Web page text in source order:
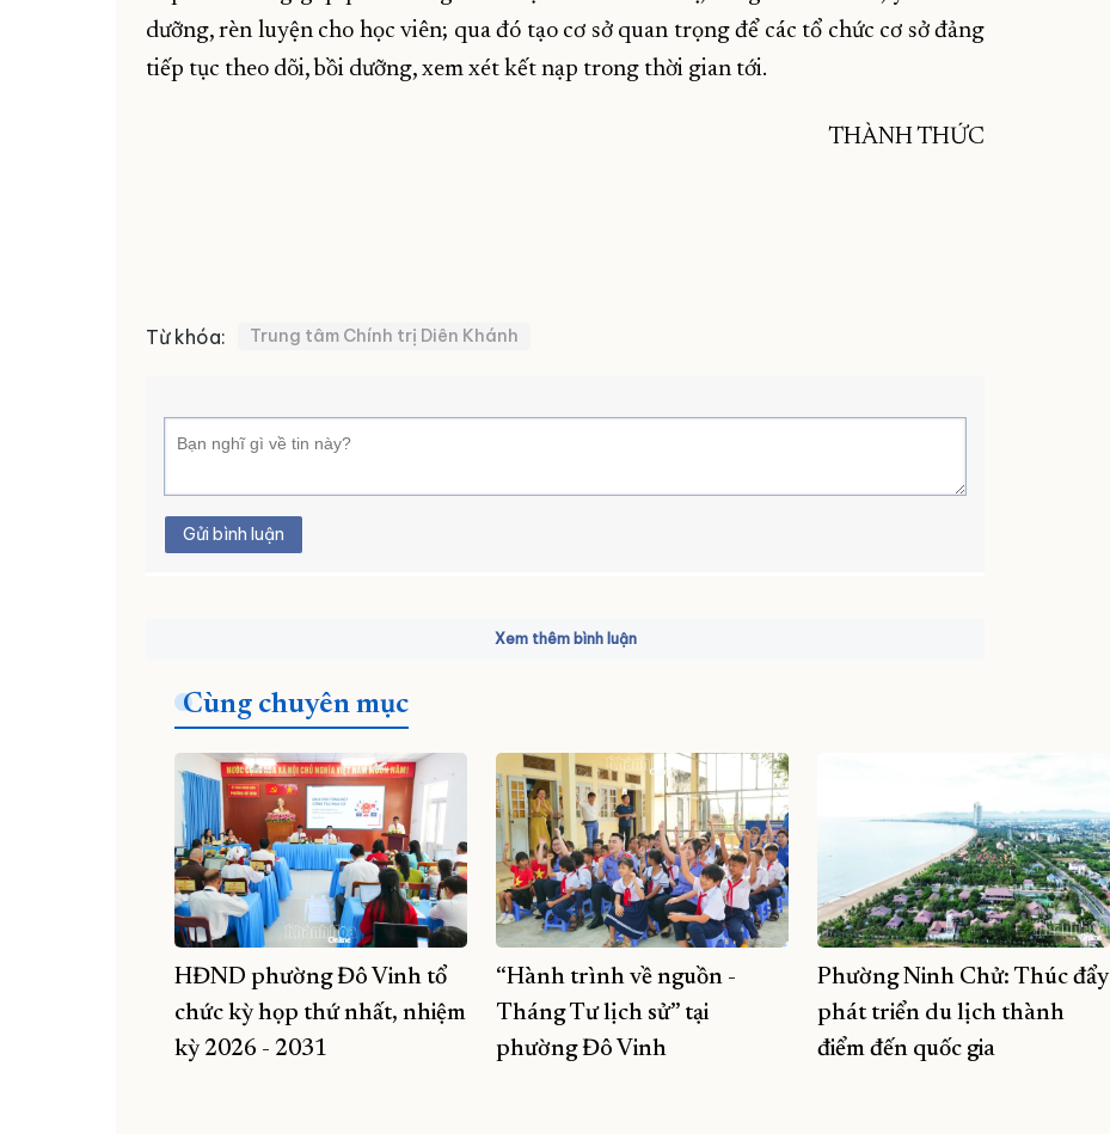
dưỡng, rèn luyện cho học viên; qua đó tạo cơ sở quan trọng để các tổ chức cơ sở đảng
tiếp tục theo dõi, bồi dưỡng, xem xét kết nạp trong thời gian tới.
THÀNH THỨC
Từ khóa: Trung tâm Chính trị Diên Khánh
Gửi bình luận
Xem thêm bình luận
Cùng chuyên mục
HĐND phường Đô Vinh tổ
chức kỳ họp thứ nhất, nhiệm
kỳ 2026 - 2031
“Hành trình về nguồn -
Tháng Tư lịch sử” tại
phường Đô Vinh
Phường Ninh Chử: Thúc đẩy
phát triển du lịch thành
điểm đến quốc gia